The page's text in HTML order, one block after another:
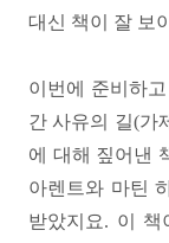
대신 책이 잘 보
이번에 준비하
간 사유의 길(가
에 대해 짚어낸
아렌트와 마틴
받았지요. 이 책